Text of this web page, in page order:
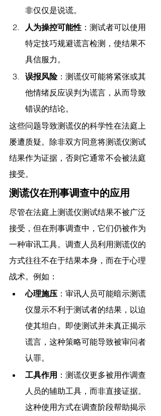
非仅仅是说谎。
人为操控可能性 ：测试者可以使用
特定技巧规避谎言检测，使结果不
具信服力。
误报风险：测谎仪可能将紧张或其
他情绪反应误判为谎言，从而导致
错误的结论。
这些问题导致测谎仪的科学性在法庭上
屡遭质疑。除非双方同意将测谎仪测试
结果作为证据，否则它通常不会被法庭
接受。
测谎仪在刑事调查中的应用
尽管在法庭上测谎仪测试结果不被广泛
接受，但在刑事调查中，它们仍被作为
一种审讯工具。调查人员利用测谎仪的
方式往往不在于结果本身，而在于心理
战术。例如：
心理施压 ：审讯人员可能暗示测谎
仪显示不利于测试者的结果，以迫
使其坦白。即使测试并未真正揭示
谎言，这种策略可能导致被审问者
认罪。
工具作用 ：测谎仪更多被用作调查
人员的辅助工具，而非直接证据。
这种使用方式在调查阶段帮助揭示